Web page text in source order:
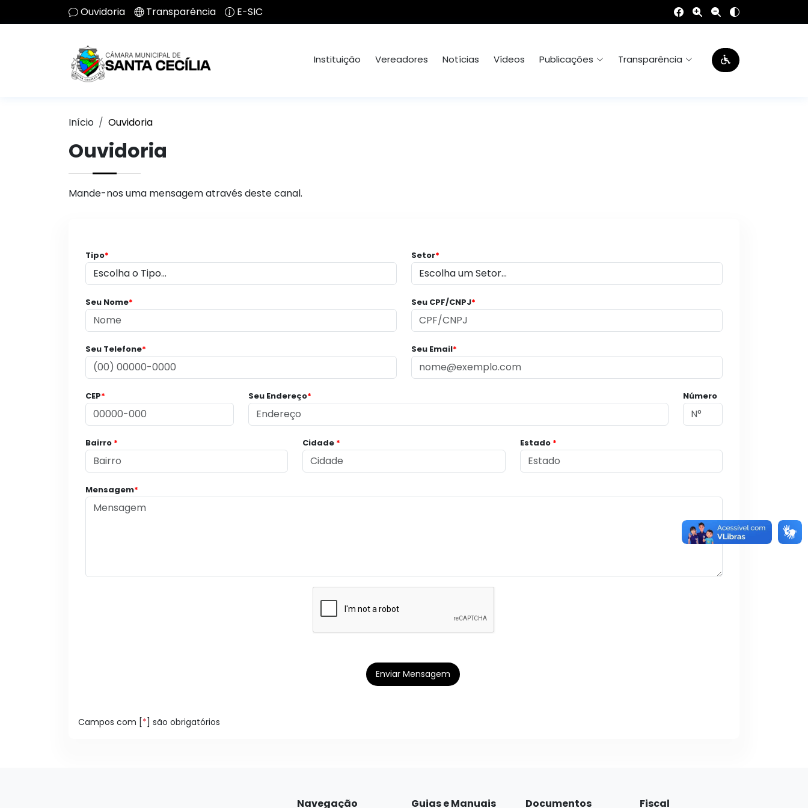
Ouvidoria Transparência E-SIC
Instituição Vereadores Notícias Vídeos Publicações Transparência
Início Ouvidoria
Ouvidoria
Mande-nos uma mensagem através deste canal.
Tipo* Setor*
Seu Nome* Seu CPF/CNPJ*
Seu Telefone* Seu Email*
CEP* Seu Endereço* Número
Bairro * Cidade * Estado *
Mensagem*
Enviar Mensagem
Campos com [*] são obrigatórios
Navegação Guias e Manuais Documentos Fiscal